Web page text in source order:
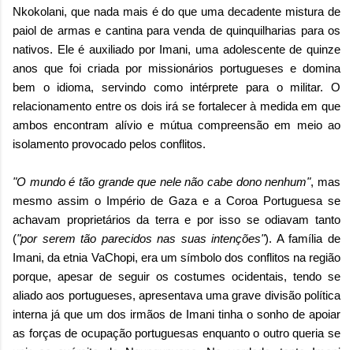
Nkokolani, que nada mais é do que uma decadente mistura de
paiol de armas e cantina para venda de quinquilharias para os
nativos. Ele é auxiliado por Imani, uma adolescente de quinze
anos que foi criada por missionários portugueses e domina
bem o idioma, servindo como intérprete para o militar. O
relacionamento entre os dois irá se fortalecer à medida em que
ambos encontram alívio e mútua compreensão em meio ao
isolamento provocado pelos conflitos.
"O mundo é tão grande que nele não cabe dono nenhum", mas
mesmo assim o Império de Gaza e a Coroa Portuguesa se
achavam proprietários da terra e por isso se odiavam tanto
("por serem tão parecidos nas suas intenções"). A família de
Imani, da etnia VaChopi, era um símbolo dos conflitos na região
porque, apesar de seguir os costumes ocidentais, tendo se
aliado aos portugueses, apresentava uma grave divisão política
interna já que um dos irmãos de Imani tinha o sonho de apoiar
as forças de ocupação portuguesas enquanto o outro queria se